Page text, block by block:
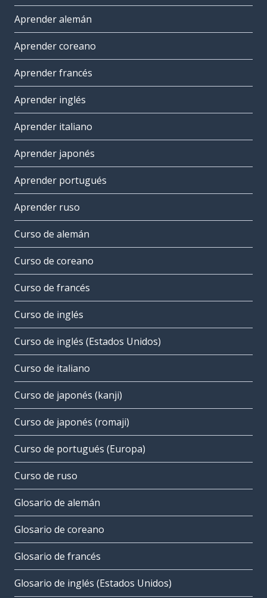
Aprender alemán
Aprender coreano
Aprender francés
Aprender inglés
Aprender italiano
Aprender japonés
Aprender portugués
Aprender ruso
Curso de alemán
Curso de coreano
Curso de francés
Curso de inglés
Curso de inglés (Estados Unidos)
Curso de italiano
Curso de japonés (kanji)
Curso de japonés (romaji)
Curso de portugués (Europa)
Curso de ruso
Glosario de alemán
Glosario de coreano
Glosario de francés
Glosario de inglés (Estados Unidos)